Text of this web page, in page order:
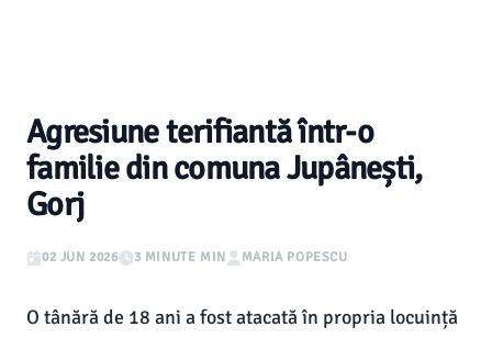
Agresiune terifiantă într-o
familie din comuna Jupânești,
Gorj
02 JUN 2026 3 MINUTE MIN MARIA POPESCU
O tânără de 18 ani a fost atacată în propria locuință